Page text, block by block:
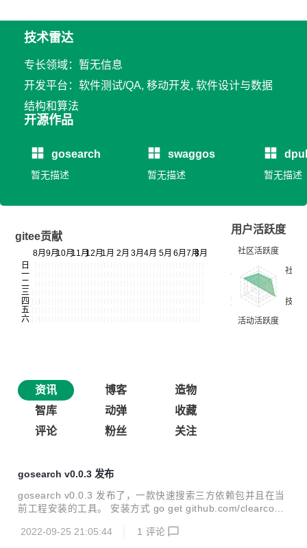
技术雷达
专长领域：暂无信息
开发平台：软件测试/QA, 移动开发, 软件设计与数据
结构和算法
开源作品
gosearch
暂无描述
swaggos
暂无描述 暂无描述
gitee贡献
用户活跃度
资讯 博客
造物
智库
动弹
收藏
评论
粉丝 关注
gosearch v0.0.3 发布
gosearch v0.0.3 发布了，一款快速搜索三方依赖包并且在当
前工程安装的工具。 安装方式 go get github.com/clearcode
从 api 获取，第二次可以很快的安装某个包， 欢迎安装使
2022-09-25 21:05:44 1 评论